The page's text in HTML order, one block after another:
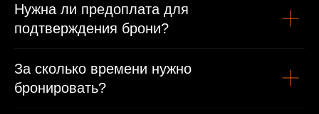
Нужна ли предоплата для
подтверждения брони?
За сколько времени нужно
бронировать?